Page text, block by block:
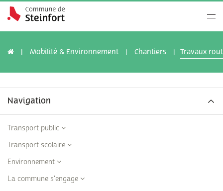
Mobilité & Environnement Chantiers Travaux
Navigation
Transport public
Transport scolaire
Environnement
La commune s'engage